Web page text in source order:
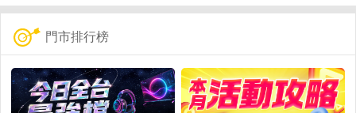
門市排行榜